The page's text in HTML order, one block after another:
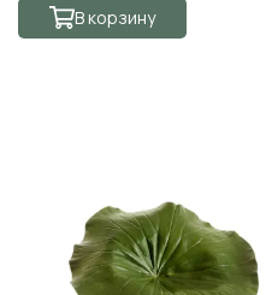
В корзину